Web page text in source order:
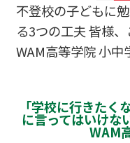
フリースクールの
調査などによる…
不登校の子どもに
る3つの工夫 皆様
WAM高等学院 小中
せるのが「勉強の
家でドリルだけで
強しなかったら、
「学校に行きたく
に言ってはいけな
WAM